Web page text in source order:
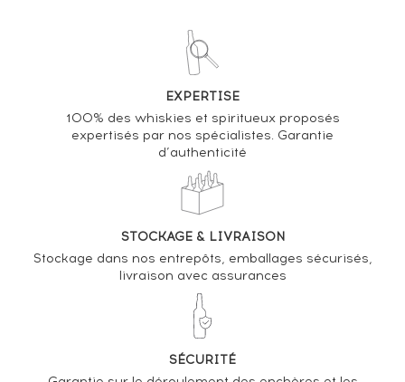
VOUS POSSÉDEZ UN SPIRITUEUX IDENTIQUE ?
VENDEZ-LE !
Analyse & Performance du spiritueux
Hennessy Of. V.S.O.P. Privilège
VARIATION DE LA COTE
EXPERTISE
100% des whiskies et spiritueux proposés
expertisés par nos spécialistes. Garantie
d’authenticité
STOCKAGE & LIVRAISON
Stockage dans nos entrepôts, emballages sécurisés,
livraison avec assurances
SÉCURITÉ